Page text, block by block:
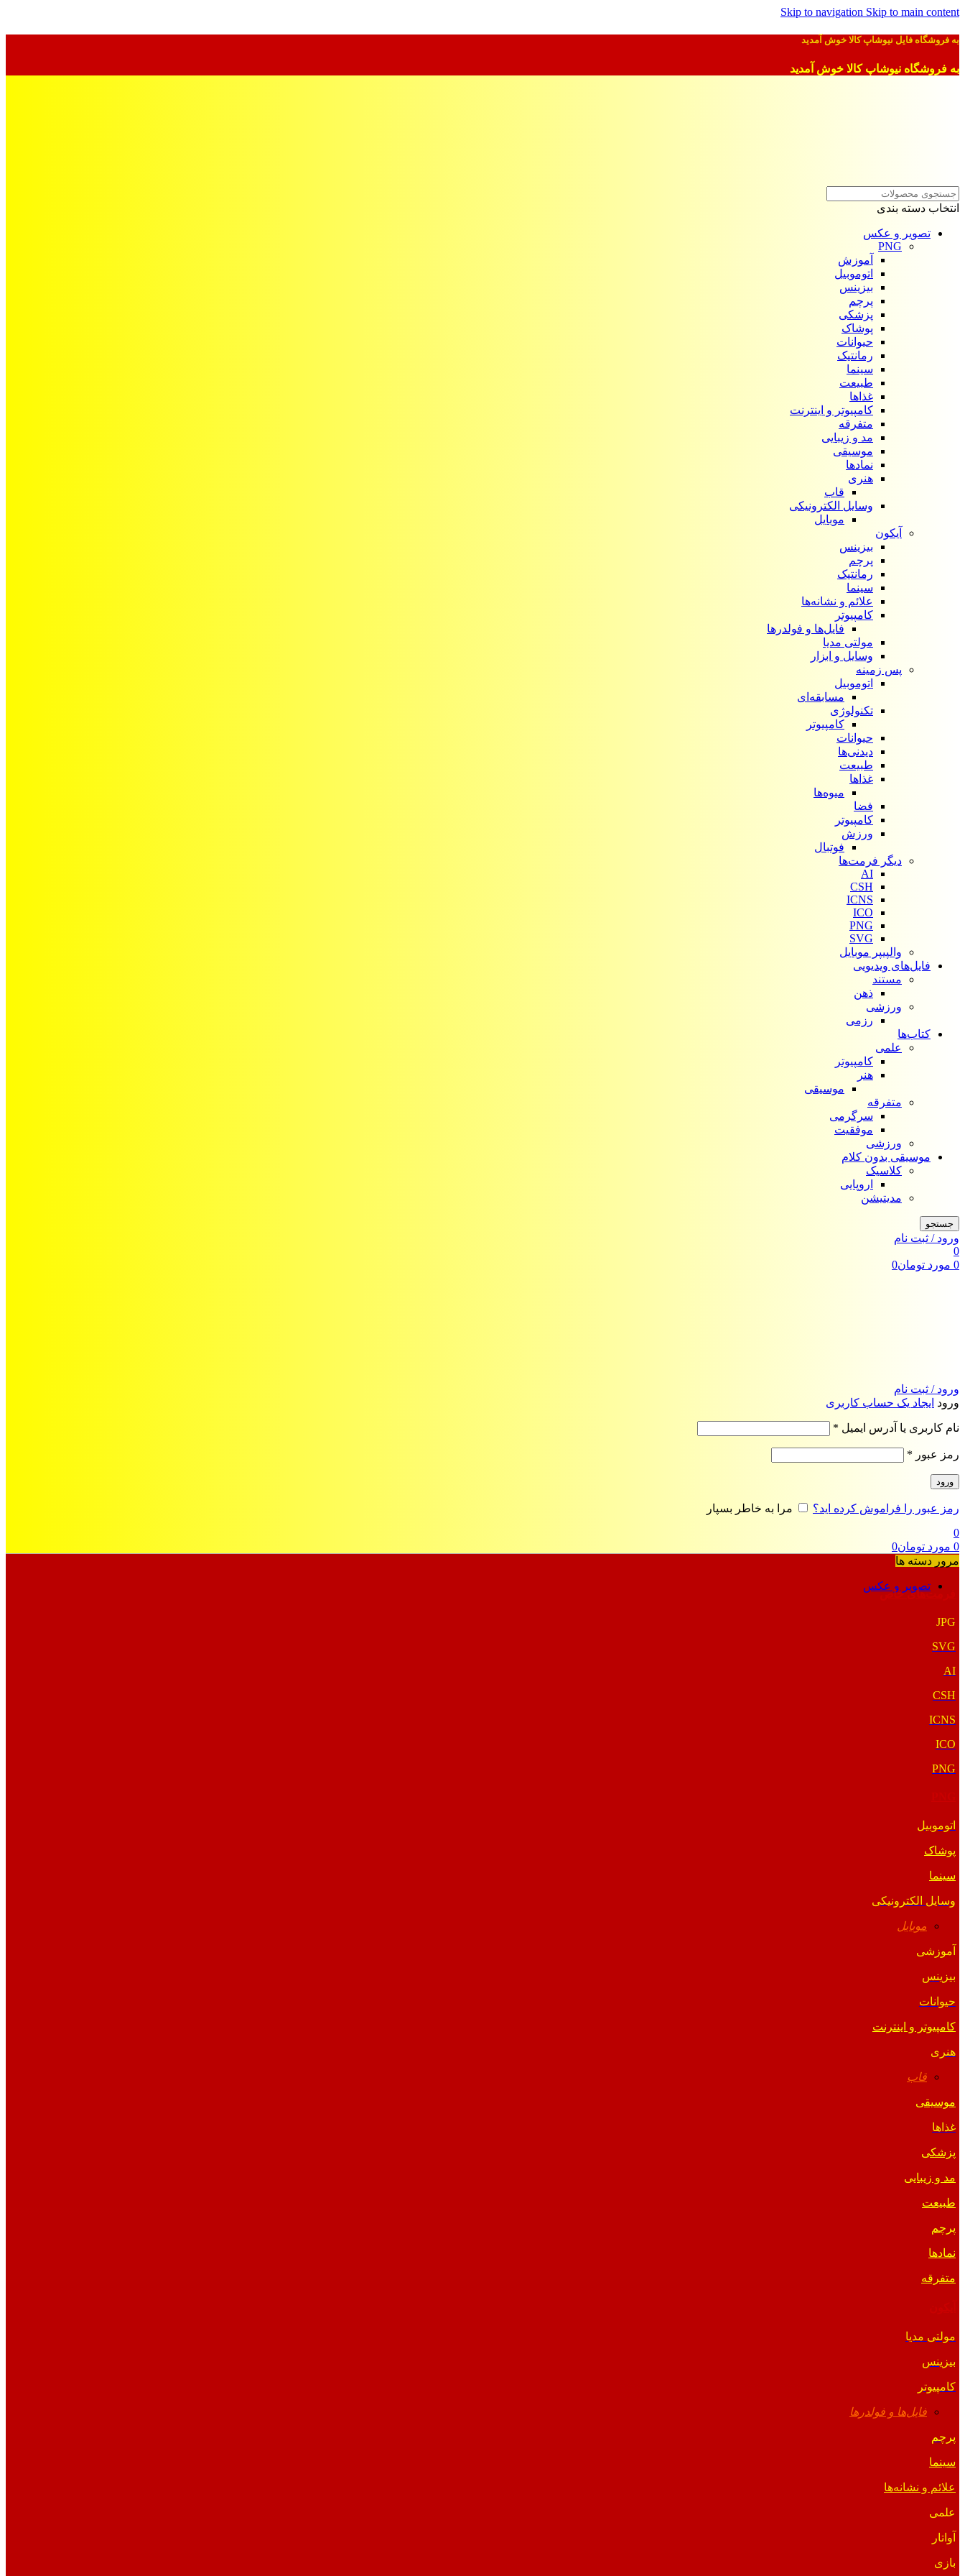
Skip to navigation Skip to main content
به فروشگاه فایل نیوشاپ کالا خوش آمدید
به فروشگاه نیوشاپ کالا خوش آمدید
انتخاب دسته بندی
تصویر و عکس
PNG
آموزش
اتوموبیل
بیزینس
پرچم
پزشکی
پوشاک
حیوانات
رمانتیک
سینما
طبیعت
غذاها
کامپیوتر و اینترنت
متفرقه
مد و زیبایی
موسیقی
نمادها
هنری
قاب
وسایل الکترونیکی
موبایل
آیکون‌
بیزینس
پرچم
رمانتیک
سینما
علائم و نشانه‌ها
کامپیوتر
فایل‌ها و فولدرها
مولتی مدیا
وسایل و ابزار
پس زمینه
اتوموبیل
مسابقه‌ای
تکنولوژی
کامپیوتر
حیوانات
دیدنی‌ها
طبیعت
غذاها
میوه‌ها
فضا
کامپیوتر
ورزش
فوتبال
دیگر فرمت‌ها
AI
CSH
ICNS
ICO
PNG
SVG
والپیپر موبایل
فایل‌های ویدیویی
مستند
ذهن
ورزشی
رزمی
کتاب‌ها
علمی
کامپیوتر
هنر
موسیقی
متفرقه
سرگرمی
موفقیت
ورزشی
موسیقی بدون کلام
کلاسیک
اروپایی
مدیتیشن
جستجو
ورود / ثبت نام
0
0 مورد تومان0
ورود / ثبت نام
ورود ایجاد یک حساب کاربری
نام کاربری یا آدرس ایمیل *
رمز عبور *
ورود
رمز عبور را فراموش کرده اید؟
مرا به خاطر بسپار
0
0 مورد تومان0
مرور دسته ها
تصویر و عکس
فرمت‌های خاص
JPG
SVG
AI
CSH
ICNS
ICO
PNG
اتوموبیل
پوشاک
سینما
وسایل الکترونیکی
موبایل
آموزشی
بیزینس
حیوانات
کامپیوتر و اینترنت
هنری
قاب
موسیقی
غذاها
پزشکی
مد و زیبایی
طبیعت
پرچم
نمادها
متفرقه
مولتی مدیا
بیزینس
کامپیوتر
فایل‌ها و فولدرها
پرچم
سینما
علائم و نشانه‌ها
علمی
آواتار
بازی